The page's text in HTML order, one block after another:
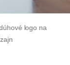
logo na